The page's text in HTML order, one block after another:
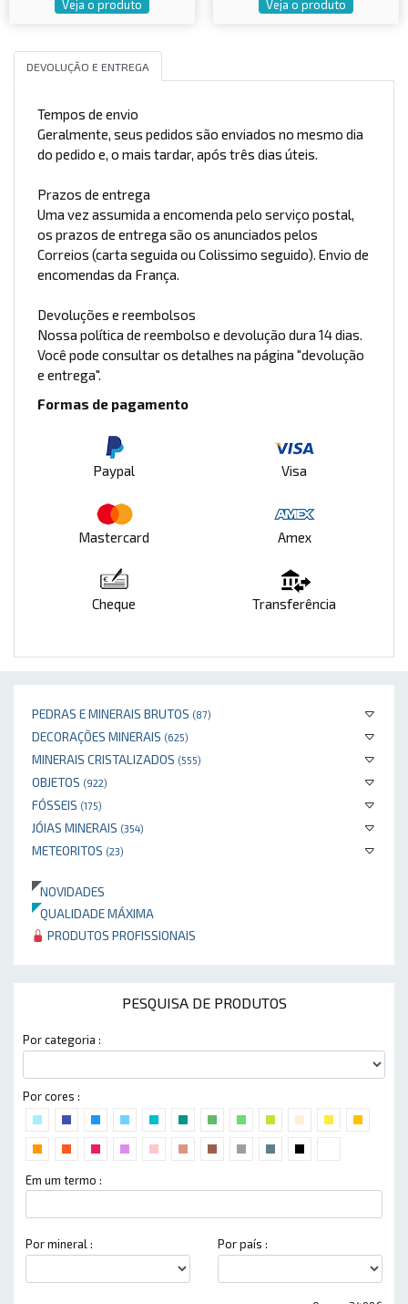
PEDRAS E MINERAIS BRUTOS (87)
DECORAÇÕES MINERAIS (625)
MINERAIS CRISTALIZADOS (555)
OBJETOS (922)
FÓSSEIS (175)
JÓIAS MINERAIS (354)
METEORITOS (23)
NOVIDADES
QUALIDADE MÁXIMA
PRODUTOS PROFISSIONAIS
PESQUISA DE PRODUTOS
Por categoria :
Por cores :
Em um termo :
Por mineral : Por país :
Veja o produto Veja o produto
DEVOLUÇÃO E ENTREGA
Tempos de envio
Geralmente, seus pedidos são enviados no mesmo dia
do pedido e, o mais tardar, após três dias úteis.
Prazos de entrega
Uma vez assumida a encomenda pelo serviço postal,
os prazos de entrega são os anunciados pelos
Correios (carta seguida ou Colissimo seguido). Envio de
encomendas da França.
Devoluções e reembolsos
Nossa política de reembolso e devolução dura 14 dias.
Você pode consultar os detalhes na página "devolução
e entrega".
Formas de pagamento
Paypal Visa
Mastercard Amex
Cheque Transferência